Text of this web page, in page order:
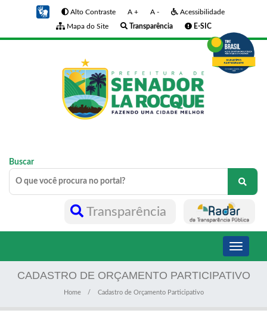
Alto Contraste A + A -
Acessibilidade
Mapa do Site
Transparência E-SIC
Buscar
Transparência
Toggle
CADASTRO DE ORÇAMENTO PARTICIPATIVO
Home Cadastro de Orçamento Participativo